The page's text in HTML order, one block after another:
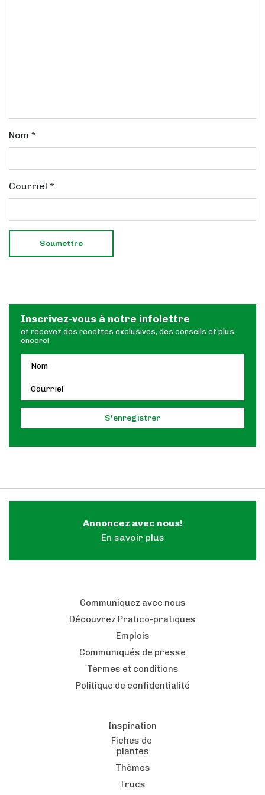
Nom *
Courriel *
Inscrivez-vous à notre infolettre
et recevez des recettes exclusives, des conseils et plus
encore!
Annoncez avec nous!
En savoir plus
Communiquez avec nous
Découvrez Pratico-pratiques
Emplois
Communiqués de presse
Termes et conditions
Politique de confidentialité
Inspiration
Fiches de
plantes
Thèmes
Trucs